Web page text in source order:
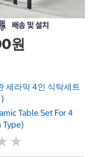
원
세라믹 4인 식탁세트
Table Set For 4
Type)
★
★